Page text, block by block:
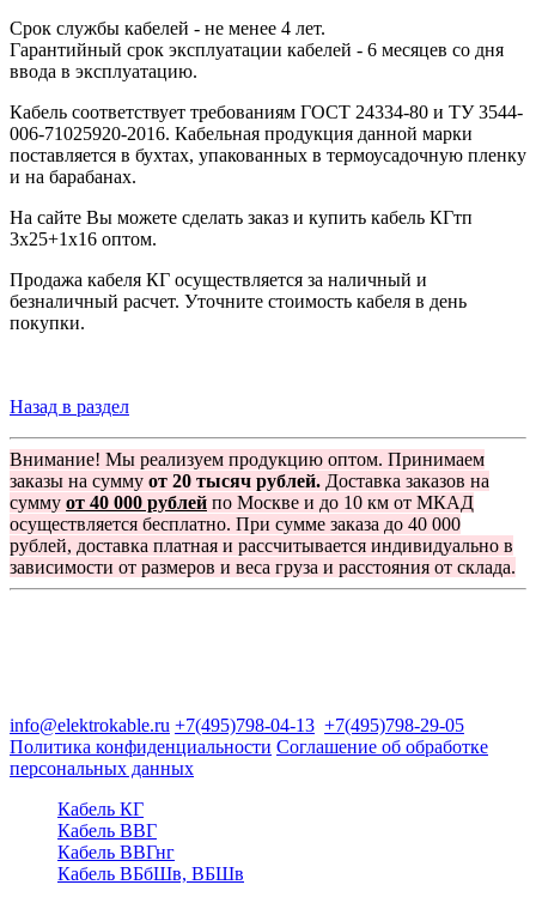
Срок службы кабелей - не менее 4 лет.
Гарантийный срок эксплуатации кабелей - 6 месяцев со дня
ввода в эксплуатацию.
Кабель соответствует требованиям ГОСТ 24334-80 и ТУ 3544-
006-71025920-2016. Кабельная продукция данной марки
поставляется в бухтах, упакованных в термоусадочную пленку
и на барабанах.
На сайте Вы можете сделать заказ и купить кабель КГтп
3х25+1х16 оптом.
Продажа кабеля КГ осуществляется за наличный и
безналичный расчет. Уточните стоимость кабеля в день
покупки.
Назад в раздел
Внимание! Мы реализуем продукцию оптом. Принимаем
заказы на сумму от 20 тысяч рублей. Доставка заказов на
сумму от 40 000 рублей по Москве и до 10 км от МКАД
осуществляется бесплатно. При сумме заказа до 40 000
рублей, доставка платная и рассчитывается индивидуально в
зависимости от размеров и веса груза и расстояния от склада.
info@elektrokable.ru +7(495)798-04-13 +7(495)798-29-05
Политика конфиденциальности Соглашение об обработке
персональных данных
Кабель КГ
Кабель ВВГ
Кабель ВВГнг
Кабель ВБбШв, ВБШв